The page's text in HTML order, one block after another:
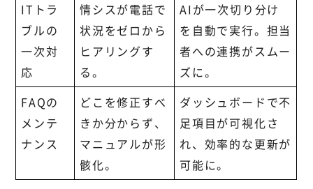
ITトラ
ブルの
一次対
応
情シスが電話で
状況をゼロから
ヒアリングす
る。
AIが一次切り分け
を自動で実行。担当
者への連携がスムー
ズに。
FAQの
メンテ
ナンス
どこを修正すべ
きか分からず、
マニュアルが形
骸化。
ダッシュボードで不
足項目が可視化さ
れ、効率的な更新が
可能に。